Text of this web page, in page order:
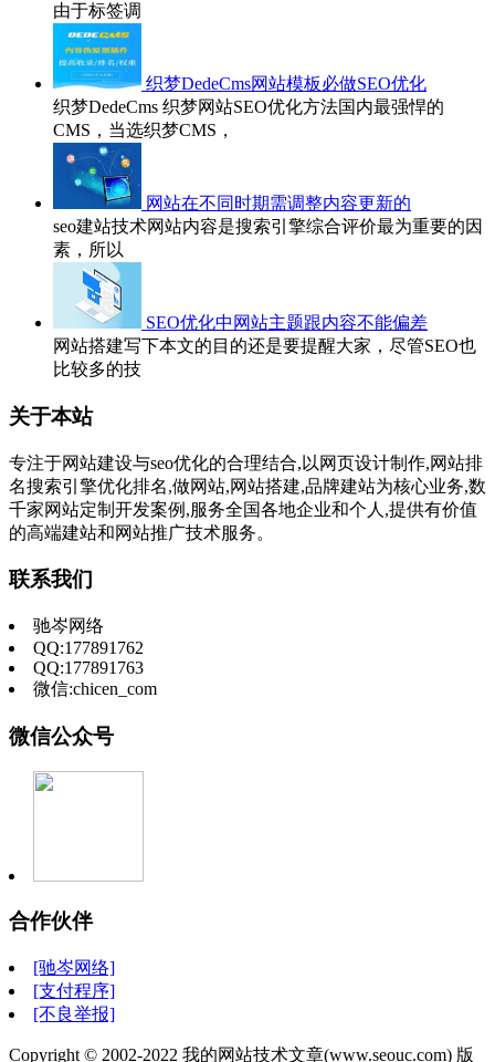
由于标签调
织梦DedeCms网站模板必做SEO优化
织梦DedeCms 织梦网站SEO优化方法国内最强悍的
CMS，当选织梦CMS，
网站在不同时期需调整内容更新的
seo建站技术网站内容是搜索引擎综合评价最为重要的因
素，所以
SEO优化中网站主题跟内容不能偏差
网站搭建写下本文的目的还是要提醒大家，尽管SEO也
比较多的技
关于本站
专注于网站建设与seo优化的合理结合,以网页设计制作,网站排
名搜索引擎优化排名,做网站,网站搭建,品牌建站为核心业务,数
千家网站定制开发案例,服务全国各地企业和个人,提供有价值
的高端建站和网站推广技术服务。
联系我们
驰岑网络
QQ:177891762
QQ:177891763
微信:chicen_com
微信公众号
合作伙伴
[驰岑网络]
[支付程序]
[不良举报]
Copyright © 2002-2022 我的网站技术文章(www.seouc.com) 版